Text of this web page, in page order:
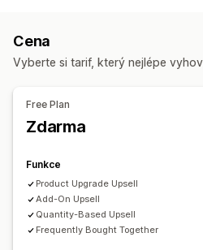
Upselling na stránce produktu
Upselling na stránce s
Množstevní slevy
Cena
Vyberte si tarif, který nejlépe
Free Plan
Zdarma
Funkce
Product Upgrade Upsell
Add-On Upsell
Quantity-Based Upsell
Frequently Bought Together